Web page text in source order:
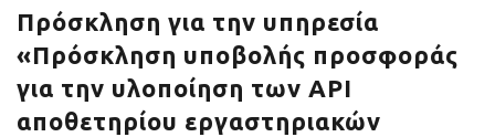
ΕΡΓΑΣΤΗΡΙΑΚΏΝ
ΕΞΕΤΆΣΕΩΝ ΚΑΙ API
Πρόσκληση για την υπηρεσία
«Πρόσκληση υποβολής προσφοράς
για την υλοποίηση των API
αποθετηρίου εργαστηριακών